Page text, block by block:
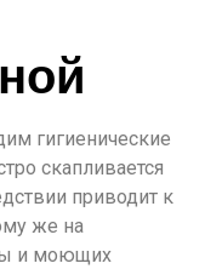
гигиенические
скапливается
приводит к
же на
и моющих